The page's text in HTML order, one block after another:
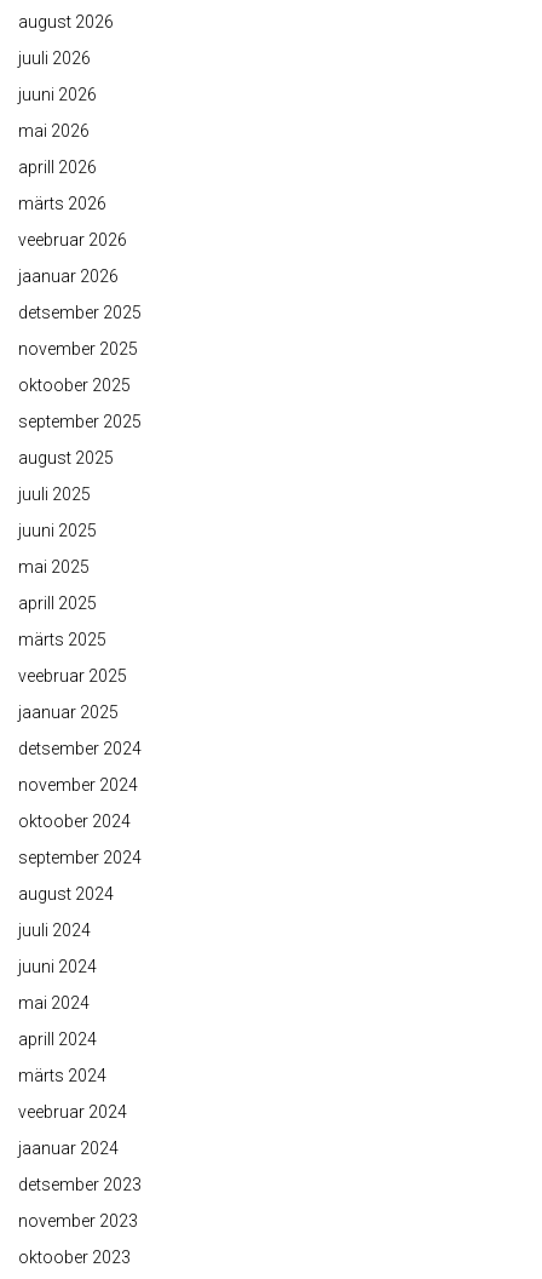
august 2026
juuli 2026
juuni 2026
mai 2026
aprill 2026
märts 2026
veebruar 2026
jaanuar 2026
detsember 2025
november 2025
oktoober 2025
september 2025
august 2025
juuli 2025
juuni 2025
mai 2025
aprill 2025
märts 2025
veebruar 2025
jaanuar 2025
detsember 2024
november 2024
oktoober 2024
september 2024
august 2024
juuli 2024
juuni 2024
mai 2024
aprill 2024
märts 2024
veebruar 2024
jaanuar 2024
detsember 2023
november 2023
oktoober 2023